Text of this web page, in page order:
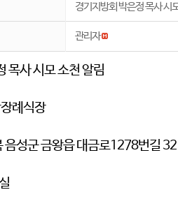
경기지방회 박은정 목사 시
관리자
목사 시모 소천 알림
례식장
음성군 금왕읍 대금로1278번길